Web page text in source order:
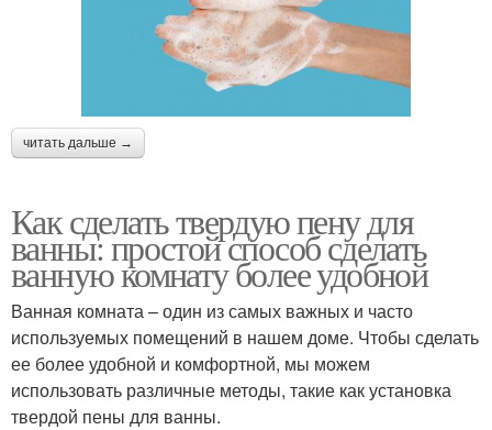
читать дальше →
Как сделать твердую пену для
ванны: простой способ сделать
ванную комнату более удобной
Ванная комната – один из самых важных и часто
используемых помещений в нашем доме. Чтобы сделать
ее более удобной и комфортной, мы можем
использовать различные методы, такие как установка
твердой пены для ванны.